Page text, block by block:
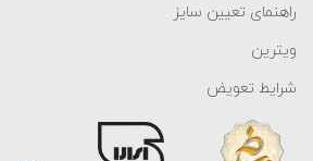
راهنمای تعیین سایز
ویترین
شرایط تعویض